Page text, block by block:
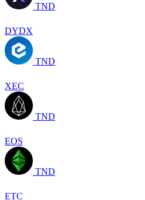
TND
DYDX
TND
XEC
TND
EOS
TND
ETC